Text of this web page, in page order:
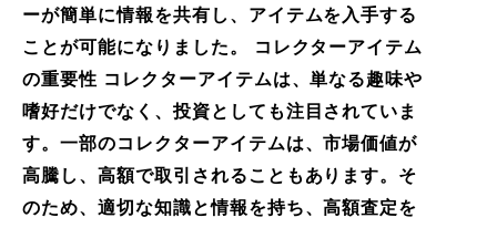
ーが簡単に情報を共有し、アイテムを入手する
ことが可能になりました。 コレクターアイテム
の重要性 コレクターアイテムは、単なる趣味や
嗜好だけでなく、投資としても注目されていま
す。一部のコレクターアイテムは、市場価値が
高騰し、高額で取引されることもあります。そ
のため、適切な知識と情報を持ち、高額査定を